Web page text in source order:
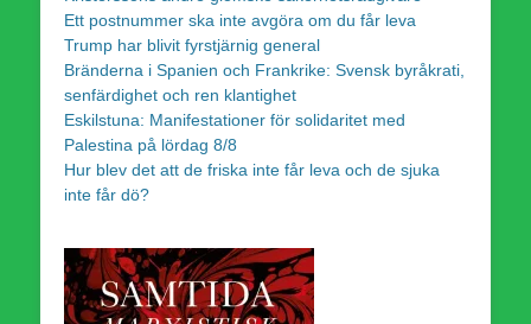
Ett postnummer ska inte avgöra om du får leva
Trump har blivit fyrstjärnig general
Bränderna i Spanien och Frankrike: Svensk byråkrati,
senfärdighet och ren klantighet
Eskilstuna: Manifestationer för solidaritet med
Palestina på lördag 8/8
Hur blev det att de friska inte får leva och de sjuka
inte får dö?